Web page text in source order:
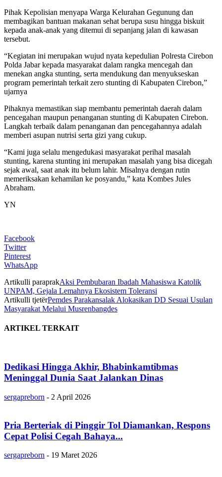
Pihak Kepolisian menyapa Warga Kelurahan Gegunung dan
membagikan bantuan makanan sehat berupa susu hingga biskuit
kepada anak-anak yang ditemui di sepanjang jalan di kawasan
tersebut.
“Kegiatan ini merupakan wujud nyata kepedulian Polresta Cirebon
Polda Jabar kepada masyarakat dalam rangka mencegah dan
menekan angka stunting, serta mendukung dan menyukseskan
program pemerintah terkait zero stunting di Kabupaten Cirebon,”
ujarnya
Pihaknya memastikan siap membantu pemerintah daerah dalam
pencegahan maupun penanganan stunting di Kabupaten Cirebon.
Langkah terbaik dalam penanganan dan pencegahannya adalah
memberi asupan nutrisi serta gizi yang cukup.
“Kami juga selalu mengedukasi masyarakat perihal masalah
stunting, karena stunting ini merupakan masalah yang bisa dicegah
sejak awal, saat anak itu belum lahir. Misalnya dengan rutin
memeriksakan kehamilan ke posyandu,” kata Kombes Jules
Abraham.
YN
Facebook
Twitter
Pinterest
WhatsApp
Artikulli paraprakAksi Pembubaran Ibadah Mahasiswa Katolik
UNPAM, Gejala Lemahnya Ekosistem Toleransi
Artikulli tjetërPemdes Parakansalak Alokasikan DD Sesuai Usulan
Masyarakat Melalui Musrenbangdes
ARTIKEL TERKAIT
Dedikasi Hingga Akhir, Bhabinkamtibmas
Meninggal Dunia Saat Jalankan Dinas
sergapreborn - 2 April 2026
Pria Berteriak di Pinggir Tol Diamankan, Respons
Cepat Polisi Cegah Bahaya...
sergapreborn - 19 Maret 2026